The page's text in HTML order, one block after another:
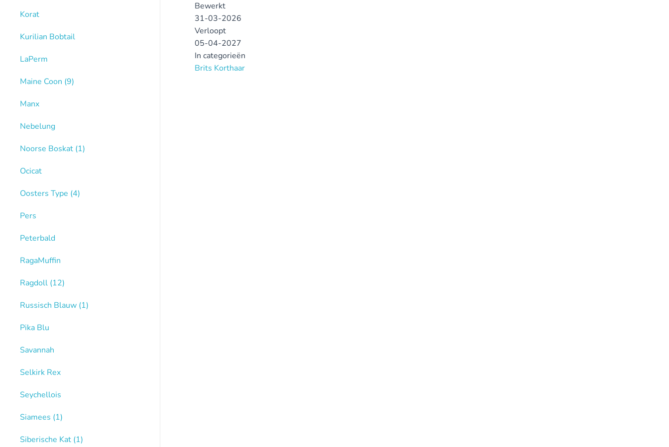
Bewerkt
31-03-2026
Verloopt
05-04-2027
In categorieën
Brits Korthaar
Korat
Kurilian Bobtail
LaPerm
Maine Coon (9)
Manx
Nebelung
Noorse Boskat (1)
Ocicat
Oosters Type (4)
Pers
Peterbald
RagaMuffin
Ragdoll (12)
Russisch Blauw (1)
Pika Blu
Savannah
Selkirk Rex
Seychellois
Siamees (1)
Siberische Kat (1)